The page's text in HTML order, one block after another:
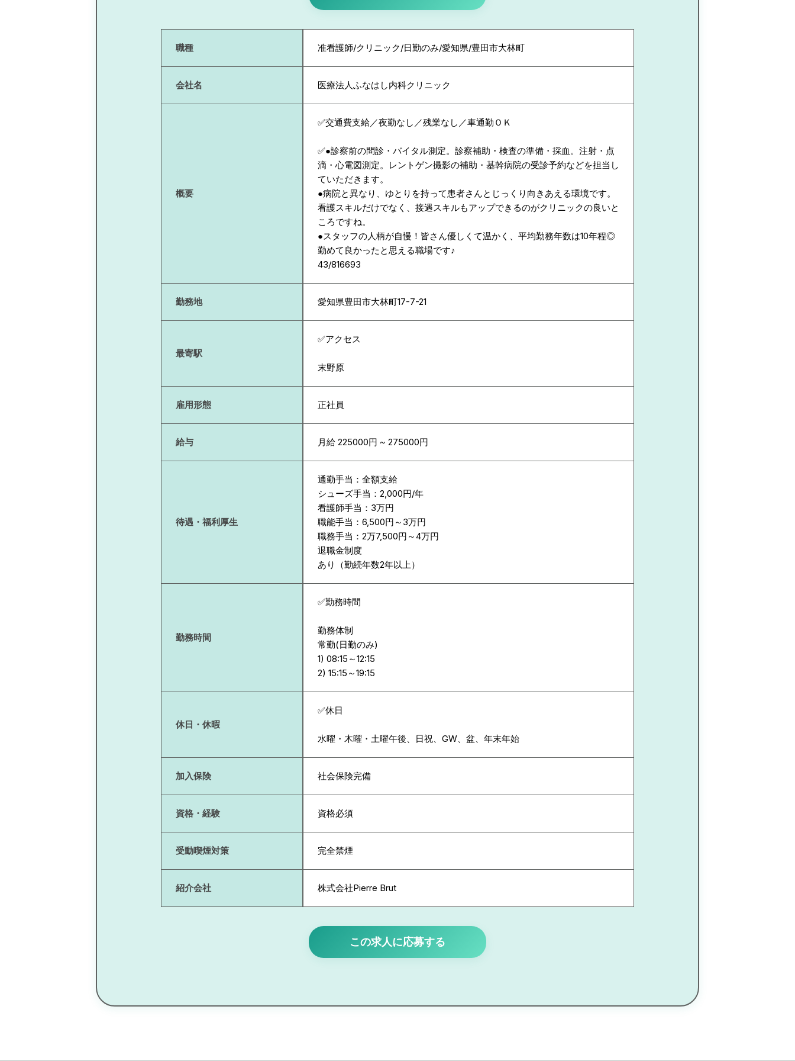
職種 准看護師/クリニック/日勤のみ/愛知県/豊田市大林町
会社名 医療法人ふなはし内科クリニック
概要
✅交通費支給／夜勤なし／残業なし／車通勤ＯＫ
✅●診察前の問診・バイタル測定。診察補助・検査の準備・採血。注射・点
滴・心電図測定。レントゲン撮影の補助・基幹病院の受診予約などを担当し
ていただきます。
●病院と異なり、ゆとりを持って患者さんとじっくり向きあえる環境です。
看護スキルだけでなく、接遇スキルもアップできるのがクリニックの良いと
ころですね。
●スタッフの人柄が自慢！皆さん優しくて温かく、平均勤務年数は10年程◎
勤めて良かったと思える職場です♪
43/816693
勤務地 愛知県豊田市大林町17-7-21
最寄駅
✅アクセス
末野原
雇用形態 正社員
給与 月給 225000円 ~ 275000円
待遇・福利厚生
通勤手当：全額支給
シューズ手当：2,000円/年
看護師手当：3万円
職能手当：6,500円～3万円
職務手当：2万7,500円～4万円
退職金制度
あり（勤続年数2年以上）
勤務時間
✅勤務時間
勤務体制
常勤(日勤のみ)
1) 08:15～12:15
休日・休暇
✅休日
水曜・木曜・土曜午後、日祝、GW、盆、年末年始
加入保険 社会保険完備
資格・経験 資格必須
受動喫煙対策 完全禁煙
紹介会社 株式会社Pierre Brut
この求人に応募する